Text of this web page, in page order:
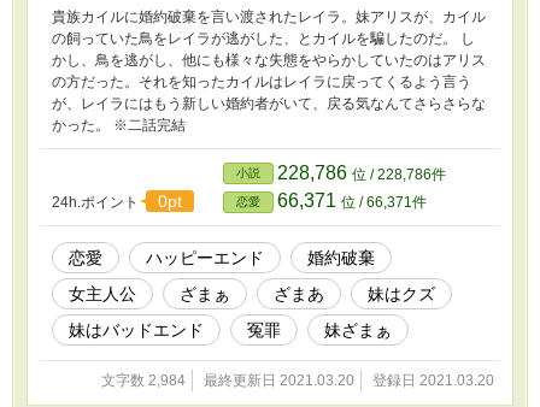
貴族カイルに婚約破棄を言い渡されたレイラ。妹アリスが、カイル
の飼っていた鳥をレイラが逃がした、とカイルを騙したのだ。 し
かし、鳥を逃がし、他にも様々な失態をやらかしていたのはアリス
の方だった。それを知ったカイルはレイラに戻ってくるよう言う
が、レイラにはもう新しい婚約者がいて、戻る気なんてさらさらな
かった。 ※二話完結
24h.ポイント 0pt
小説 228,786 位 / 228,786件
恋愛 66,371 位 / 66,371件
恋愛 ハッピーエンド
婚約破棄
女主人公
ざまぁ ざまあ
妹はクズ
妹はバッドエンド
冤罪 妹ざまぁ
文字数 2,984 最終更新日 2021.03.20 登録日 2021.03.20